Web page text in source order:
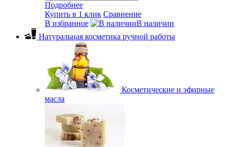
Подробнее
Купить в 1 клик Сравнение
В избранное
В наличии
Натуральная косметика ручной работы
Косметические и эфирные
масла